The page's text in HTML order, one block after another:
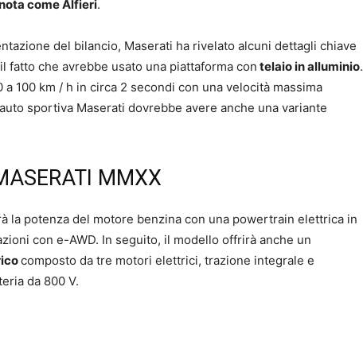
come Alfieri.
del bilancio, Maserati ha rivelato alcuni dettagli chiave
fatto che avrebbe usato una piattaforma con telaio in alluminio.
a 100 km / h in circa 2 secondi con una velocità massima
sportiva Maserati dovrebbe avere anche una variante
MMXX
la potenza del motore benzina con una powertrain elettrica in
con e-AWD. In seguito, il modello offrirà anche un
composto da tre motori elettrici, trazione integrale e
da 800 V.